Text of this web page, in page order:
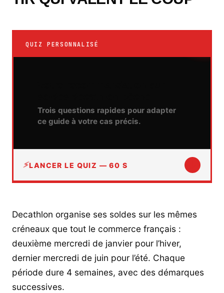
QUIZ PERSONNALISÉ
Trois questions rapides pour adapter
ce guide à votre cas précis.
LANCER LE QUIZ — 60 S
Decathlon organise ses soldes sur les mêmes
créneaux que tout le commerce français :
deuxième mercredi de janvier pour l’hiver,
dernier mercredi de juin pour l’été. Chaque
période dure 4 semaines, avec des démarques
successives.